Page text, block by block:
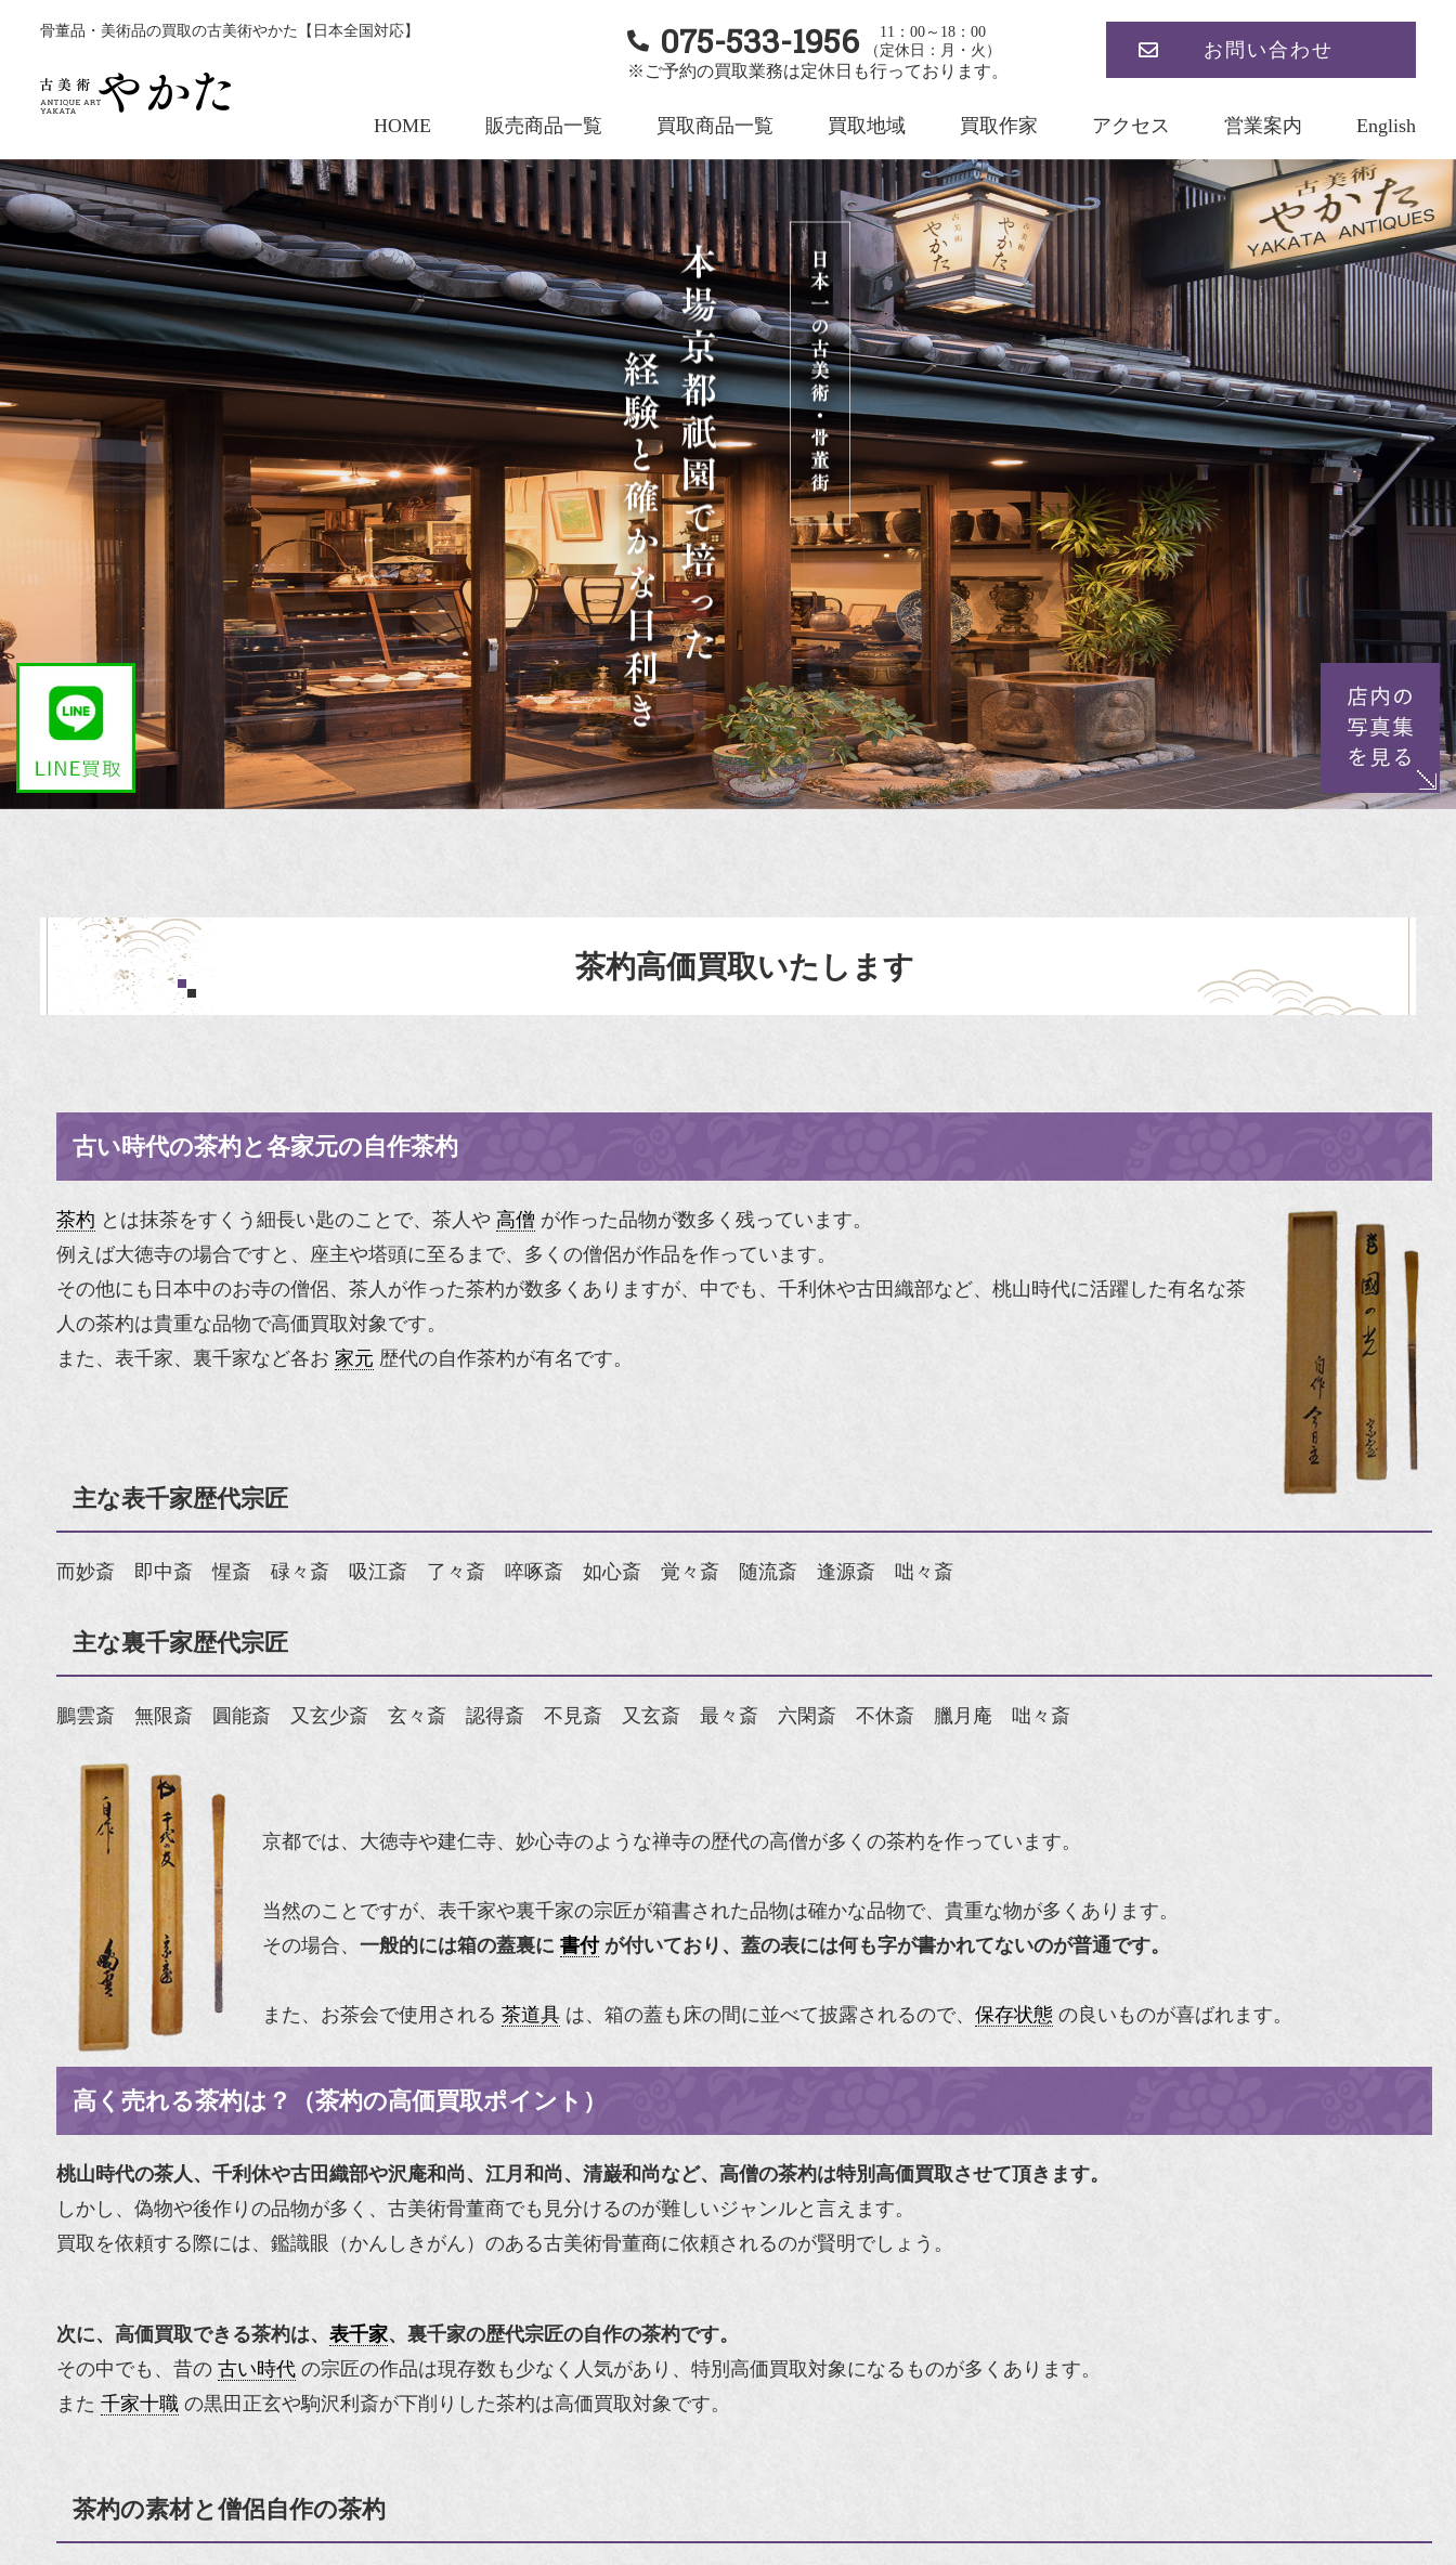
骨董品・美術品の買取の古美術やかた【日本全国対応】 075-533-1956
11：00～18：00
（定休日：月・火）
※ご予約の買取業務は定休日も行っております。
お問い合わせ
HOME 販売商品一覧 買取商品一覧 買取地域 買取作家 アクセス 営業案内 English
茶杓高価買取いたします
古い時代の茶杓と各家元の自作茶杓
茶杓 とは抹茶をすくう細長い匙のことで、茶人や 高僧 が作った品物が数多く残っています。
例えば大徳寺の場合ですと、座主や塔頭に至るまで、多くの僧侶が作品を作っています。
その他にも日本中のお寺の僧侶、茶人が作った茶杓が数多くありますが、中でも、 千利休や古田織部など、桃山時代に活躍した有名な茶
人の茶杓は貴重な品物で高価買取対象です。
また、 表千家、 裏千家など各お 家元 歴代の自作茶杓が有名です。
主な表千家歴代宗匠
而妙斎 即中斎 惺斎 碌々斎 吸江斎 了々斎 啐啄斎 如心斎 覚々斎 随流斎 逢源斎 咄々斎
主な裏千家歴代宗匠
鵬雲斎 無限斎 圓能斎 又玄少斎 玄々斎 認得斎 不見斎 又玄斎 最々斎 六閑斎 不休斎 臘月庵 咄々斎
京都では、大徳寺や建仁寺、妙心寺のような禅寺の歴代の高僧が多くの茶杓を作っています。
当然のことですが、表千家や裏千家の宗匠が箱書された品物は確かな品物で、貴重な物が多くあります。
その場合、 一般的には箱の蓋裏に 書付が付いており、蓋の表には何も字が書かれてないのが普通です。
また、お茶会で使用される 茶道具 は、箱の蓋も床の間に並べて披露されるので、 保存状態 の良いものが喜ばれます。
高く売れる茶杓は？（茶杓の高価買取ポイント）
桃山時代の茶人、千利休や古田織部や沢庵和尚、江月和尚、清巌和尚など、高僧の茶杓は特別高価買取させて頂きます。
しかし、偽物や後作りの品物が多く、古美術骨董商でも見分けるのが難しいジャンルと言えます。
買取を依頼する際には、鑑識眼（かんしきがん）のある古美術骨董商に依頼されるのが賢明でしょう。
次に、高価買取できる茶杓は、 表千家、裏千家の歴代宗匠の自作の茶杓です。
その中でも、昔の 古い時代 の宗匠の作品は現存数も少なく人気があり、特別高価買取対象になるものが多くあります。
また 千家十職 の黒田正玄や駒沢利斎が下削りした茶杓は高価買取対象です。
茶杓の素材と僧侶自作の茶杓